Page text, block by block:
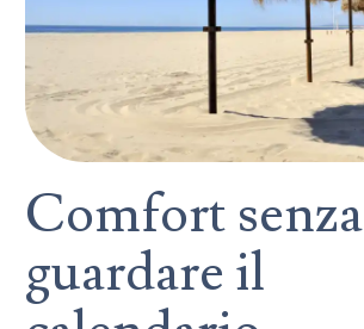
Comfort senza
guardare il